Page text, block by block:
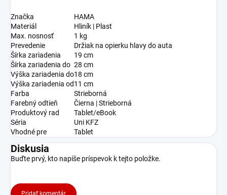
Značka
HAMA
Materiál
Hliník | Plast
Max. nosnosť
1 kg
Prevedenie
Držiak na opierku hlavy do auta
Šírka zariadenia
19 cm
Šírka zariadenia do 28 cm
Výška zariadenia do18 cm
Výška zariadenia od11 cm
Farba
Strieborná
Farebný odtieň
Čierna | Strieborná
Produktový rad
Tablet/eBook
Séria
Uni KFZ
Vhodné pre
Tablet
Diskusia
Buďte prvý, kto napíše príspevok k tejto položke.